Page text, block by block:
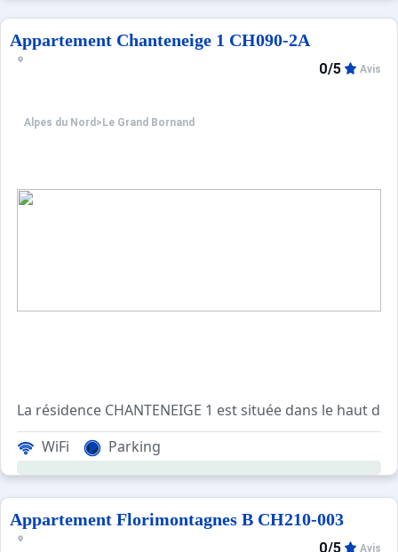
Vous pourrez rejoindre tranquillement les pistes grâce
Les Plus de cette location à la montagne : vue sur
Petit plus de cette location : ménage
Appartement Chanteneige 1 CH090-2A
Alpes du Nord > Le Grand Bornand
0/5 Avis
La résidence CHANTENEIGE 1 est située dans le haut
Les Plus de cette location à la montagne :
****Environnement****
WiFi Parking
Appartement Florimontagnes B CH210-003
0/5 Avis